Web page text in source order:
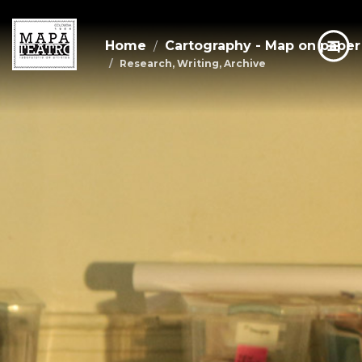
Home Cartography - Map on
Research, Writing, Archive